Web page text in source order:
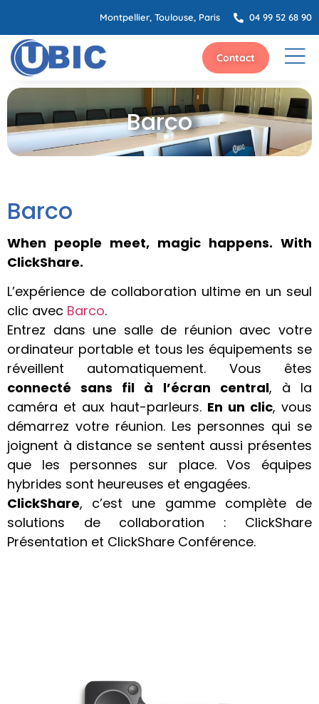
Montpellier, Toulouse, Paris 04 99 52 68 90
Contact
Barco
Barco
When people meet, magic happens. With
ClickShare.
L’expérience de collaboration ultime en un seul
clic avec Barco.
Entrez dans une salle de réunion avec votre
ordinateur portable et tous les équipements se
réveillent automatiquement. Vous êtes
connecté sans fil à l’écran central, à la
caméra et aux haut-parleurs. En un clic, vous
démarrez votre réunion. Les personnes qui se
joignent à distance se sentent aussi présentes
que les personnes sur place. Vos équipes
hybrides sont heureuses et engagées.
ClickShare, c’est une gamme complète de
solutions de collaboration : ClickShare
Présentation et ClickShare Conférence.